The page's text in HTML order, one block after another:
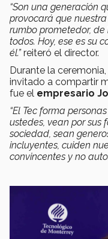
“Son una generación
provocará que
rumbo prometedor,
todos. Hoy, ese es su
él.”reiteró el director.
Durante la
invitado a compartir
fue el empresario
“El Tec forma
ustedes, vean por sus
sociedad, sean
incluyentes, cuiden
convincentes y no